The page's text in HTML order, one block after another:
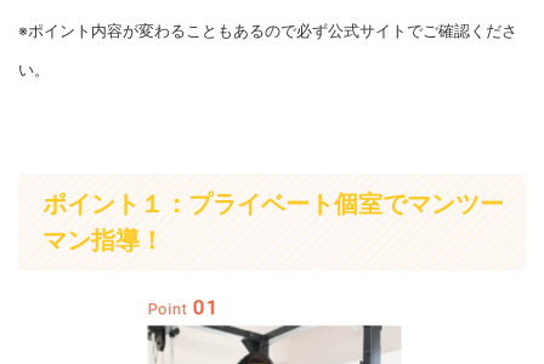
※ポイント内容が変わることもあるので必ず公式サイトでご確認くださ
い。
ポイント１：プライベート個室でマンツー
マン指導！